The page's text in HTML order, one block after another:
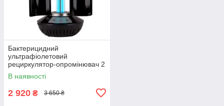
Бактерицидний
ультрафіолетовий
рециркулятор-опромінювач 2
в 1 LF-ZBAP001
В наявності
2 920 ₴ 3 650 ₴